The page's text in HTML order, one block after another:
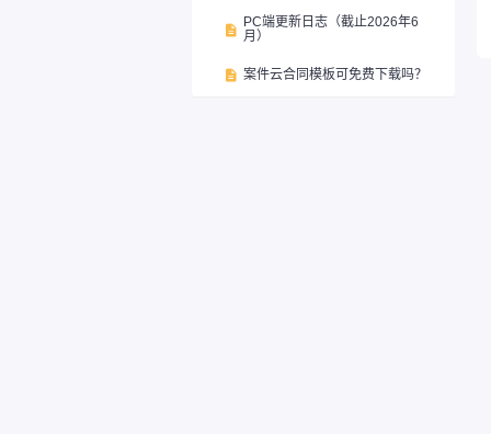

PC端更新日志（截止2026年6
月）
 案件云合同模板可免费下载吗？